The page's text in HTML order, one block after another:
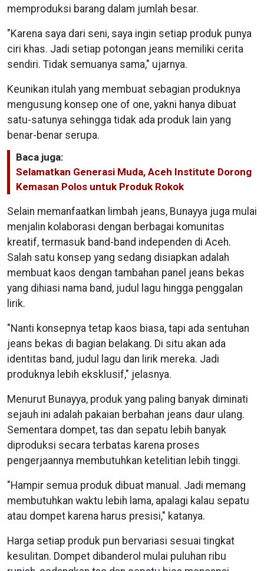
memproduksi barang dalam jumlah besar.
"Karena saya dari seni, saya ingin setiap produk punya
ciri khas. Jadi setiap potongan jeans memiliki cerita
sendiri. Tidak semuanya sama," ujarnya.
Keunikan itulah yang membuat sebagian produknya
mengusung konsep one of one, yakni hanya dibuat
satu-satunya sehingga tidak ada produk lain yang
benar-benar serupa.
Baca juga:
Selamatkan Generasi Muda, Aceh Institute Dorong
Kemasan Polos untuk Produk Rokok
Selain memanfaatkan limbah jeans, Bunayya juga mulai
menjalin kolaborasi dengan berbagai komunitas
kreatif, termasuk band-band independen di Aceh.
Salah satu konsep yang sedang disiapkan adalah
membuat kaos dengan tambahan panel jeans bekas
yang dihiasi nama band, judul lagu hingga penggalan
lirik.
"Nanti konsepnya tetap kaos biasa, tapi ada sentuhan
jeans bekas di bagian belakang. Di situ akan ada
identitas band, judul lagu dan lirik mereka. Jadi
produknya lebih eksklusif," jelasnya.
Menurut Bunayya, produk yang paling banyak diminati
sejauh ini adalah pakaian berbahan jeans daur ulang.
Sementara dompet, tas dan sepatu lebih banyak
diproduksi secara terbatas karena proses
pengerjaannya membutuhkan ketelitian lebih tinggi.
"Hampir semua produk dibuat manual. Jadi memang
membutuhkan waktu lebih lama, apalagi kalau sepatu
atau dompet karena harus presisi," katanya.
Harga setiap produk pun bervariasi sesuai tingkat
kesulitan. Dompet dibanderol mulai puluhan ribu